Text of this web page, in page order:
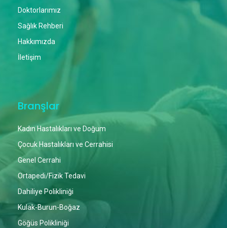
Doktorlarımız
Sağlık Rehberi
Hakkımızda
İletişim
Branşlar
Kadın Hastalıkları ve Doğum
Çocuk Hastalıkları ve Cerrahisi
Genel Cerrahi
Ortapedi/Fizik Tedavi
Dahiliye Polikliniği
Kulak-Burun-Boğaz
Göğüs Polikliniği